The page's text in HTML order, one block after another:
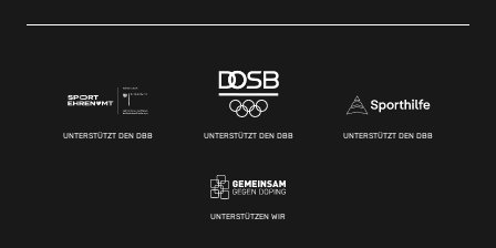
UNTERSTÜTZT DEN DBB UNTERSTÜTZT DEN DBB UNTERSTÜTZT DEN DBB
UNTERSTÜTZEN WIR